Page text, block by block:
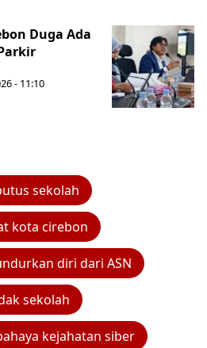
Duga Ada
- 11:10
sekolah
kota cirebon
diri dari ASN
sekolah
kejahatan siber